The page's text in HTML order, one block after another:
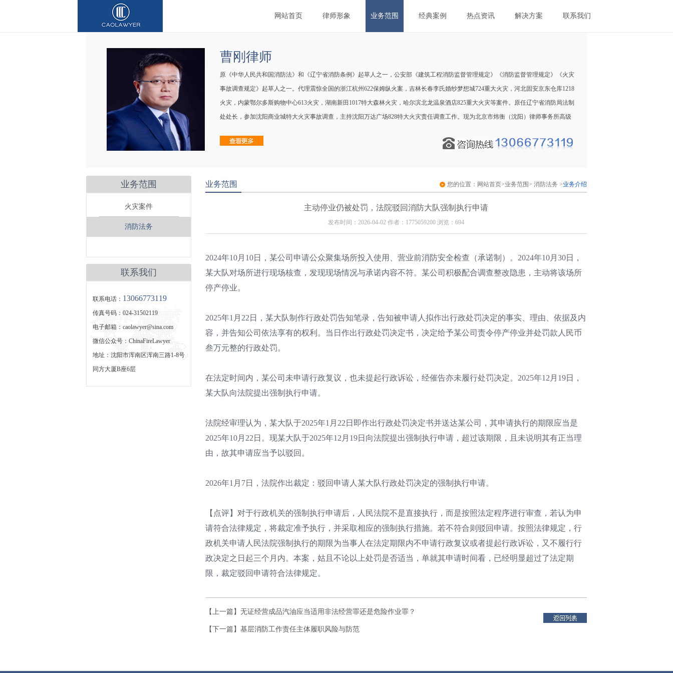
网站首页 律师形象 业务范围 经典案例 热点资讯 解决方案 联系我们
曹刚律师
原《中华人民共和国消防法》和《辽宁省消防条例》起草人之一，公安部《建筑工程消防监督管理规定》《消防监督管理规定》《火灾
事故调查规定》起草人之一。代理震惊全国的浙江杭州622保姆纵火案，吉林长春李氏婚纱梦想城724重大火灾，河北固安京东仓库1218
火灾，内蒙鄂尔多斯购物中心613火灾，湖南新田1017特大森林火灾，哈尔滨北龙温泉酒店825重大火灾等案件。原任辽宁省消防局法制
处处长，参加沈阳商业城特大火灾事故调查，主持沈阳万达广场828特大火灾责任调查工作。现为北京市炜衡（沈阳）律师事务所高级
业务范围
火灾案件
消防法务
联系我们
联系电话： 13066773119
传真号码：024-31502119
电子邮箱：caolawyer@sina.com
微信公众号：ChinaFireLawyer
地址：沈阳市浑南区浑南三路1-8号
同方大厦B座6层
业务范围 您的位置： 网站首页>业务范围> 消防法务 >业务介绍
主动停业仍被处罚，法院驳回消防大队强制执行申请
发布时间：2026-04-02 作者：1775059200 浏览：694
2024年10月10日，某公司申请公众聚集场所投入使用、营业前消防安全检查（承诺制）。2024年10月30日，
某大队对场所进行现场核查，发现现场情况与承诺内容不符。某公司积极配合调查整改隐患，主动将该场所
停产停业。
2025年1月22日，某大队制作行政处罚告知笔录，告知被申请人拟作出行政处罚决定的事实、理由、依据及内
容，并告知公司依法享有的权利。当日作出行政处罚决定书，决定给予某公司责令停产停业并处罚款人民币
叁万元整的行政处罚。
在法定时间内，某公司未申请行政复议，也未提起行政诉讼，经催告亦未履行处罚决定。2025年12月19日，
某大队向法院提出强制执行申请。
法院经审理认为，某大队于2025年1月22日即作出行政处罚决定书并送达某公司，其申请执行的期限应当是
2025年10月22日。现某大队于2025年12月19日向法院提出强制执行申请，超过该期限，且未说明其有正当理
由，故其申请应当予以驳回。
2026年1月7日，法院作出裁定：驳回申请人某大队行政处罚决定的强制执行申请。
【点评】对于行政机关的强制执行申请后，人民法院不是直接执行，而是按照法定程序进行审查，若认为申
请符合法律规定，将裁定准予执行，并采取相应的强制执行措施。若不符合则驳回申请。按照法律规定，行
政机关申请人民法院强制执行的期限为当事人在法定期限内不申请行政复议或者提起行政诉讼，又不履行行
政决定之日起三个月内。本案，姑且不论以上处罚是否适当，单就其申请时间看，已经明显超过了法定期
限，裁定驳回申请符合法律规定。
【上一篇】 无证经营成品汽油应当适用非法经营罪还是危险作业罪？
【下一篇】 基层消防工作责任主体履职风险与防范